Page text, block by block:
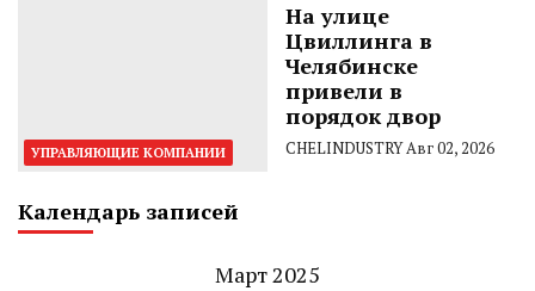
УПРАВЛЯЮЩИЕ КОМПАНИИ
На улице
Цвиллинга в
Челябинске
привели в
порядок двор
CHELINDUSTRYАвг 02, 2026
Календарь записей
Март 2025